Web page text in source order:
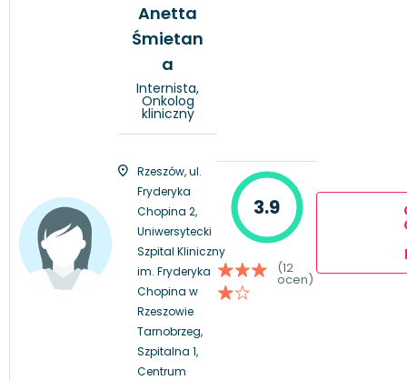
Anetta
Śmietan
a
Internista,
Onkolog
kliniczny
Rzeszów, ul.
Fryderyka
Chopina 2,
Uniwersytecki
Szpital Kliniczny
im. Fryderyka
Chopina w
Rzeszowie
Tarnobrzeg,
Szpitalna 1,
Centrum
3.9
(12
ocen)